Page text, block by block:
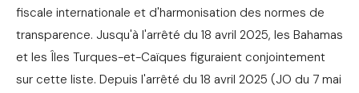
fiscale internationale et d'harmonisation des normes de
transparence. Jusqu'à l'arrêté du 18 avril 2025, les Bahamas
et les Îles Turques-et-Caïques figuraient conjointement
sur cette liste. Depuis l'arrêté du 18 avril 2025 (JO du 7 mai